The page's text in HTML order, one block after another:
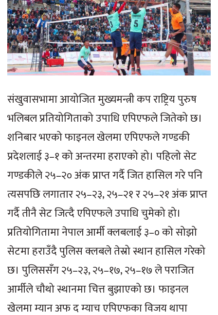
संखुवासभामा आयोजित मुख्यमन्त्री कप राष्ट्रिय पुरुष
भलिबल प्रतियोगिताको उपाधि एपिएफले जितेको छ।
शनिबार भएको फाइनल खेलमा एपिएफले गण्डकी
प्रदेशलाई ३–१ को अन्तरमा हराएको हो। पहिलो सेट
गण्डकीले २५–२० अंक प्राप्त गर्दै जित हासिल गरे पनि
त्यसपछि लगातार २५–२३, २५–२१ र २५–२१ अंक प्राप्त
गर्दै तीनै सेट जित्दै एपिएफले उपाधि चुमेको हो।
प्रतियोगितामा नेपाल आर्मी क्लबलाई ३–० को सोझो
सेटमा हराउँदै पुलिस क्लबले तेस्रो स्थान हासिल गरेको
छ। पुलिससँग २५–२३, २५–१७, २५–१७ ले पराजित
आर्मीले चौथो स्थानमा चित्त बुझाएको छ। फाइनल
खेलमा म्यान अफ द म्याच एपिएफका विजय थापा